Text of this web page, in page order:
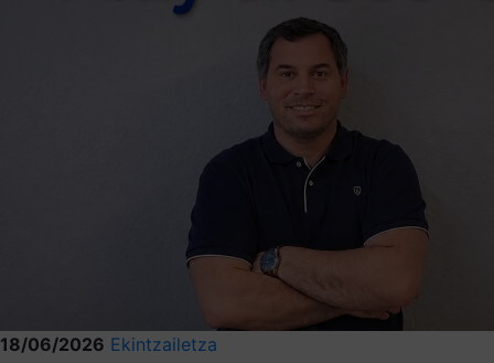
18/06/2026 Ekintzailetza